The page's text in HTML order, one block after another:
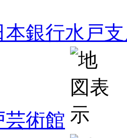
本銀行水戸
芸術館